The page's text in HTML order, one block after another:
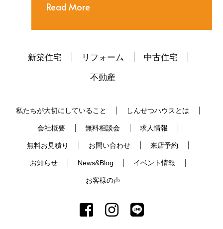
Read More
新築住宅 リフォーム
中古住宅
不動産
私たちが大切にしていること しんせつハウスとは
会社概要 無料相談会 求人情報
無料お見積り お問い合わせ 来店予約
お知らせ News&Blog イベント情報
お客様の声